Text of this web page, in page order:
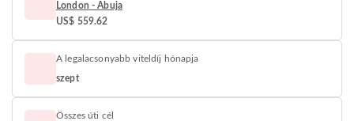
London - Abuja
US$ 559.62
A legalacsonyabb viteldíj hónapja
szept
Összes úti cél